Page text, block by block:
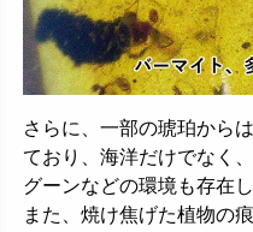
さらに、一部の琥珀から
ており、海洋だけでなく
グーンなどの環境も存在
また、焼け焦げた植物の